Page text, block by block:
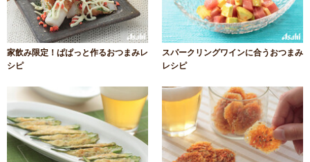
家飲み限定！ぱぱっと作るおつまみレ
シピ
スパークリングワインに合うおつまみ
レシピ